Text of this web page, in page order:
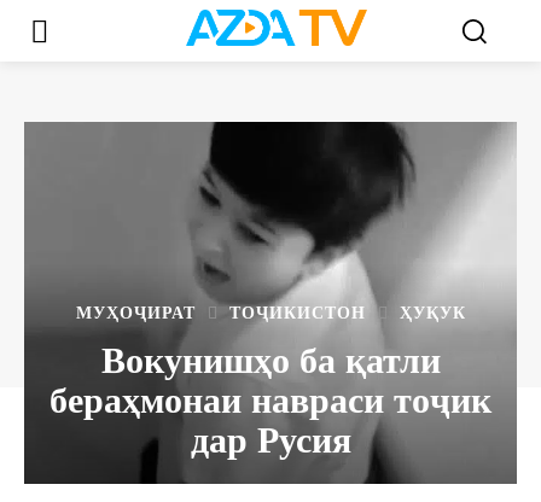
МУҲОҶИРАТ ТОҶИКИСТОН ҲУҚУК
Вокунишҳо ба қатли
бераҳмонаи навраси тоҷик
дар Русия